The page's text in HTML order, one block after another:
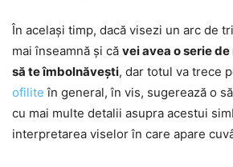
În același timp, dacă visezi un arc de
mai înseamnă și că vei avea o serie
să te îmbolnăvești, dar totul va trece
ofilite în general, în vis, sugerează o
cu mai multe detalii asupra acestui
interpretarea viselor în care apare